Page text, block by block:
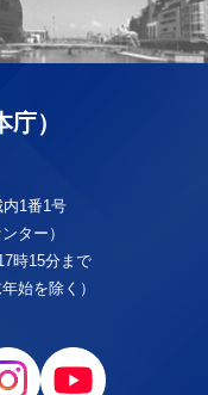
）
1番1号
ター）
時15分まで
始を除く）